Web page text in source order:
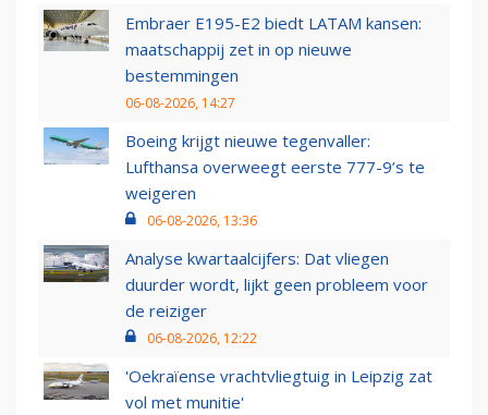
Embraer E195-E2 biedt LATAM kansen:
maatschappij zet in op nieuwe
bestemmingen
06-08-2026, 14:27
Boeing krijgt nieuwe tegenvaller:
Lufthansa overweegt eerste 777-9’s te
weigeren
06-08-2026, 13:36
Analyse kwartaalcijfers: Dat vliegen
duurder wordt, lijkt geen probleem voor
de reiziger
06-08-2026, 12:22
'Oekraïense vrachtvliegtuig in Leipzig zat
vol met munitie'